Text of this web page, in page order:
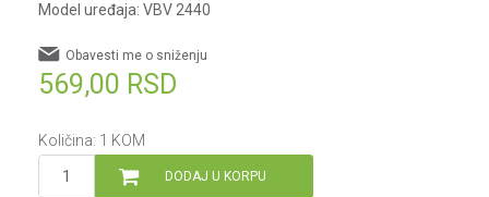
Model uređaja: VBV 2440
569,00 RSD
Obavesti me o sniženju
Količina: 1 KOM
DODAJ U KORPU